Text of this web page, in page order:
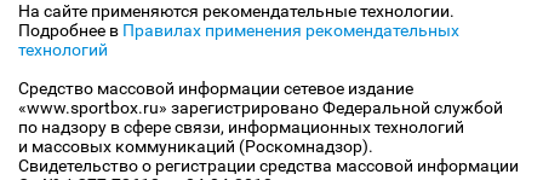
На сайте применяются рекомендательные технологии.
Подробнее в Правилах применения рекомендательных
технологий
Средство массовой информации сетевое издание
«www.sportbox.ru» зарегистрировано Федеральной службой
по надзору в сфере связи, информационных технологий
и массовых коммуникаций (Роскомнадзор).
Свидетельство о регистрации средства массовой информации